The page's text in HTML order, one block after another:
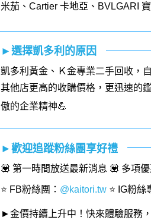
米茄、 Cartier 卡地亞、 BVLGARI
►選擇凱多利的原因
凱多利黃金、Ｋ金專業二手回收，
其他店更高的收購價格，更迅速的
傲的企業精神💪
►歡迎追蹤粉絲團享好禮
💟 第一時間放送最新消息 💟 多項
⭐️ FB粉絲團 ： @kaitori.tw ⭐️ IG粉絲
►金價持續上升中！快來體驗服務